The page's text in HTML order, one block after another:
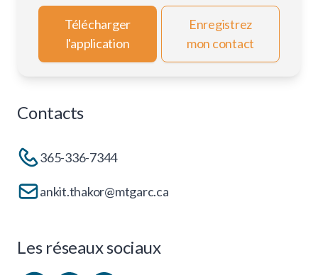
Télécharger
l'application
Enregistrez
mon contact
Contacts
365-336-7344
ankit.thakor@mtgarc.ca
Les réseaux sociaux